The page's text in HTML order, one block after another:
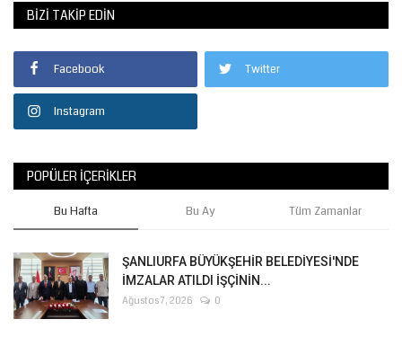
BIZI TAKIP EDIN
Facebook Twitter
Instagram
POPÜLER İÇERIKLER
Bu Hafta Bu Ay Tüm Zamanlar
ŞANLIURFA BÜYÜKŞEHİR BELEDİYESİ'NDE
İMZALAR ATILDI İŞÇİNİN...
Ağustos 7, 2026 0